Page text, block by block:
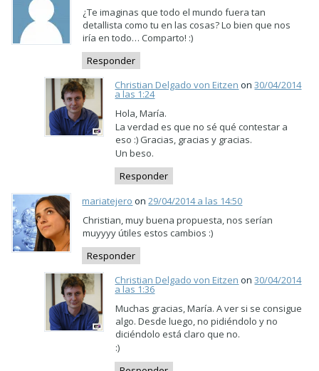
¿Te imaginas que todo el mundo fuera tan
detallista como tu en las cosas? Lo bien que nos
iría en todo… Comparto! :)
Responder
Christian Delgado von Eitzen on30/04/2014
a las 1:24
Hola, María.
La verdad es que no sé qué contestar a
eso :) Gracias, gracias y gracias.
Un beso.
Responder
mariatejero on29/04/2014 a las 14:50
Christian, muy buena propuesta, nos serían
muyyyy útiles estos cambios :)
Responder
Christian Delgado von Eitzen on30/04/2014
a las 1:36
Muchas gracias, María. A ver si se consigue
algo. Desde luego, no pidiéndolo y no
diciéndolo está claro que no.
:)